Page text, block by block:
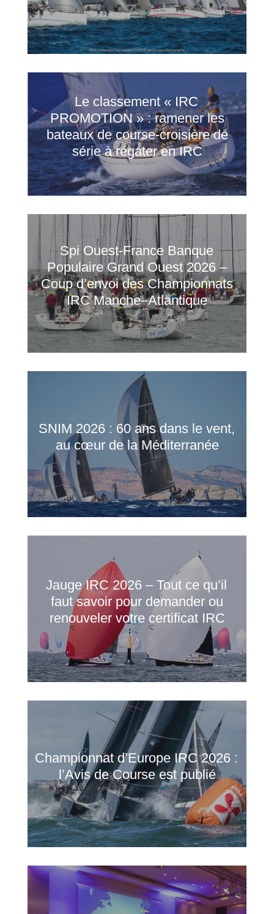
Le classement « IRC
PROMOTION » : ramener les
bateaux de course-croisière de
série à régater en IRC
Spi Ouest‑France Banque
Populaire Grand Ouest 2026 –
Coup d’envoi des Championnats
IRC Manche–Atlantique
SNIM 2026 : 60 ans dans le vent,
au cœur de la Méditerranée
Jauge IRC 2026 – Tout ce qu’il
faut savoir pour demander ou
renouveler votre certificat IRC
Championnat d’Europe IRC 2026 :
l’Avis de Course est publié